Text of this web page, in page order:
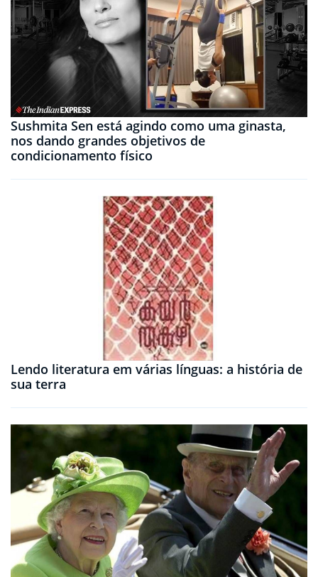
Sushmita Sen está agindo como uma ginasta,
nos dando grandes objetivos de
condicionamento físico
Lendo literatura em várias línguas: a história de
sua terra